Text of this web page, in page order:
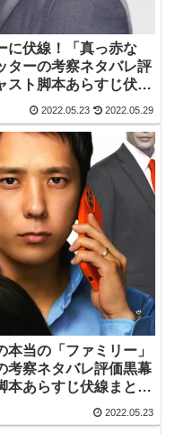
に伏線！「真っ赤な
ターの考察ネタバレ評
スト脚本あらすじ伏線
2022.05.23 2022.05.29
本当の「ファミリー」
考察ネタバレ評価黒幕
本あらすじ伏線まと
2022.05.23